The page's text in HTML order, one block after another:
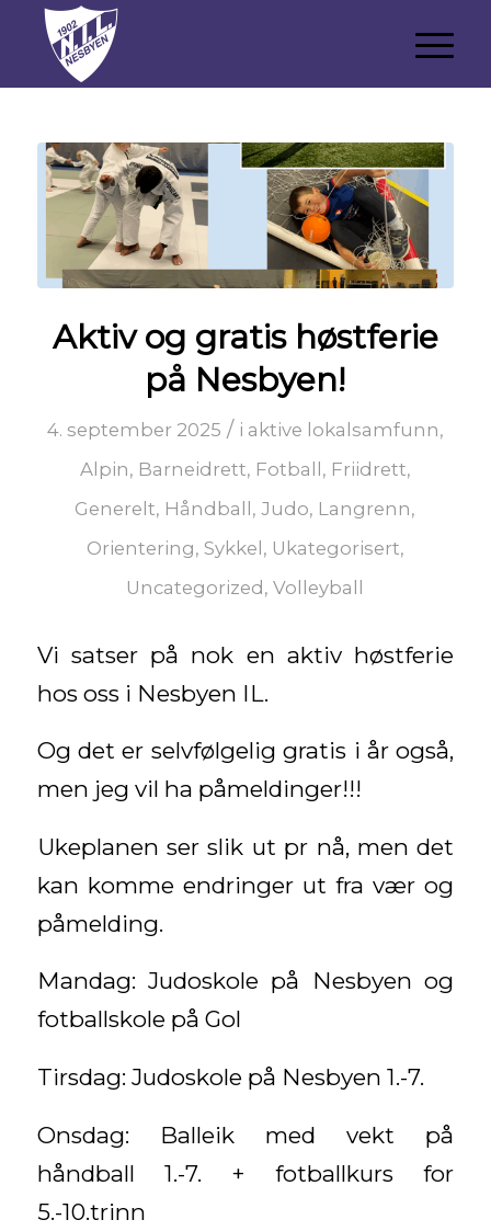
Aktiv og gratis høstferie
på Nesbyen!
4. september 2025 / i aktive lokalsamfunn,
Alpin, Barneidrett, Fotball , Friidrett,
Generelt, Håndball ,Judo, Langrenn,
Orientering, Sykkel , Ukategorisert,
Uncategorized ,Volleyball
Vi satser på nok en aktiv høstferie
hos oss i Nesbyen IL.
Og det er selvfølgelig gratis i år også,
men jeg vil ha påmeldinger!!!
Ukeplanen ser slik ut pr nå, men det
kan komme endringer ut fra vær og
påmelding.
Mandag: Judoskole på Nesbyen og
fotballskole på Gol
Tirsdag: Judoskole på Nesbyen 1.-7.
Onsdag: Balleik med vekt på
håndball 1.-7. + fotballkurs for
5.-10.trinn